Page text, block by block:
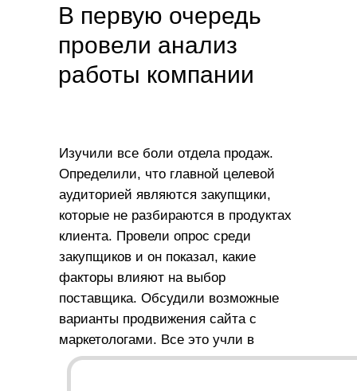
В первую очередь
провели анализ
работы компании
Изучили все боли отдела продаж.
Определили, что главной целевой
аудиторией являются закупщики,
которые не разбираются в продуктах
клиента. Провели опрос среди
закупщиков и он показал, какие
факторы влияют на выбор
поставщика. Обсудили возможные
варианты продвижения сайта с
маркетологами. Все это учли в
прототипе.